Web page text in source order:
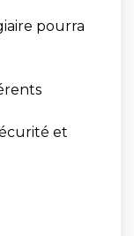
pourra
et